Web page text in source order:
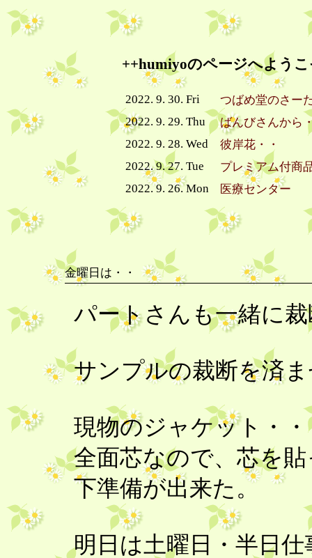
++humiyoのページへようこ
2022. 9. 30. Fri
つばめ堂のさー
2022. 9. 29. Thu
ばんびさんから
2022. 9. 28. Wed
彼岸花・・
2022. 9. 27. Tue
プレミアム付商
2022. 9. 26. Mon
医療センター
金曜日は・・
パートさんも一緒に
サンプルの裁断を済
現物のジャケット・
全面芯なので、芯を
下準備が出来た。
明日は土曜日・半日